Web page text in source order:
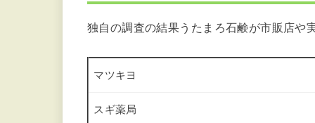
独自の調査の結果うたまろ石鹸が市販店や
マツキヨ
スギ薬局